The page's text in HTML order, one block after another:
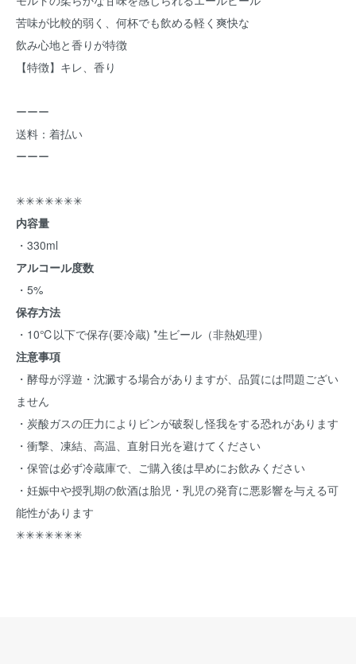
苦味が比較的弱く、何杯でも飲める軽く爽快な
飲み⼼地と⾹りが特徴
【特徴】キレ、香り
ーーー
送料：着払い
ーーー
✳︎✳︎✳︎✳︎✳︎✳︎✳︎
内容量
・330ml
アルコール度数
・5%
保存方法
・10℃以下で保存(要冷蔵) *生ビール（非熱処理）
注意事項
・酵母が浮遊・沈澱する場合がありますが、品質には問題ござい
ません
・炭酸ガスの圧力によりビンが破裂し怪我をする恐れがあります
・衝撃、凍結、高温、直射日光を避けてください
・保管は必ず冷蔵庫で、ご購入後は早めにお飲みください
・妊娠中や授乳期の飲酒は胎児・乳児の発育に悪影響を与える可
能性があります
✳︎✳︎✳︎✳︎✳︎✳︎✳︎